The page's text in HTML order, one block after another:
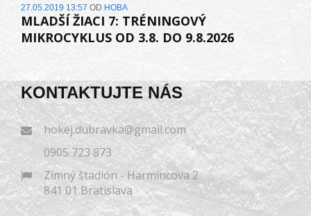
27.05.2019 13:57 OD HOBA
MLADŠÍ ŽIACI 7: TRÉNINGOVÝ
MIKROCYKLUS OD 3.8. DO 9.8.2026
KONTAKTUJTE NÁS
hokej.dubravka@gmail.com
0905 723 873
Zimný štadión - Harmincova 2
841 01 Bratislava